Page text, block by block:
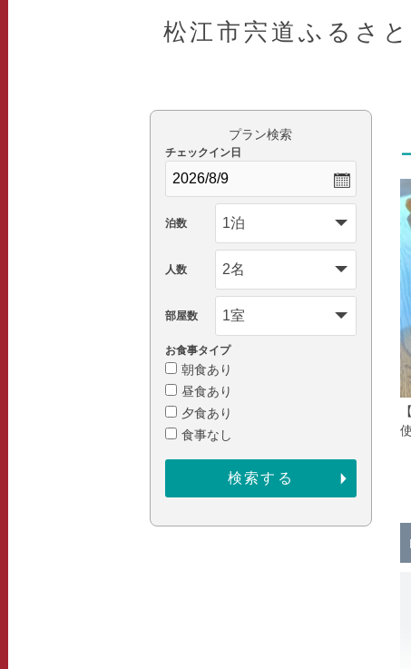
松江市宍道ふるさと
プラン検索
チェックイン日
泊数
人数
部屋数
お食事タイプ
朝食あり
昼食あり
夕食あり
食事なし